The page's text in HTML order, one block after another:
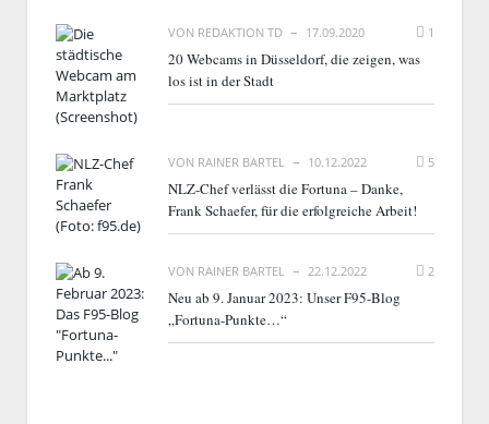
VON REDAKTION TD 17.09.2020 1
20 Webcams in Düsseldorf, die zeigen, was
los ist in der Stadt
VON RAINER BARTEL 10.12.2022 5
NLZ-Chef verlässt die Fortuna – Danke,
Frank Schaefer, für die erfolgreiche Arbeit!
VON RAINER BARTEL 22.12.2022 2
Neu ab 9. Januar 2023: Unser F95-Blog
„Fortuna-Punkte…“